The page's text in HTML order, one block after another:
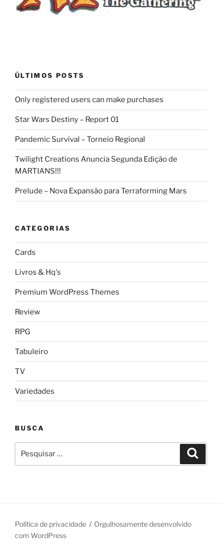
ÚLTIMOS POSTS
Only registered users can make purchases
Star Wars Destiny – Report 01
Pandemic Survival – Torneio Regional
Twilight Creations Anuncia Segunda Edição de
MARTIANS!!!
Prelude – Nova Expansão para Terraforming Mars
CATEGORIAS
Cards
Livros & Hq's
Premium WordPress Themes
Review
RPG
Tabuleiro
TV
Variedades
BUSCA
por:
Política de privacidade
Orgulhosamente desenvolvido
com WordPress